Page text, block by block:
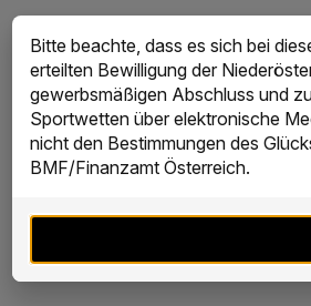
Bitte beachte, dass es sich bei
erteilten Bewilligung der
gewerbsmäßigen Abschluss und
Sportwetten über elektronische
nicht den Bestimmungen des
BMF/Finanzamt Österreich.